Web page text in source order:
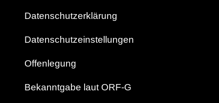
Datenschutzerklärung
Datenschutzeinstellungen
Offenlegung
Bekanntgabe laut ORF-G